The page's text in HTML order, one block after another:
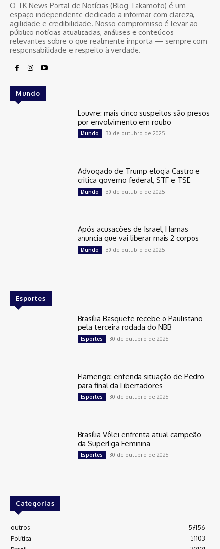
O TK News Portal de Notícias (Blog Takamoto) é um
espaço independente dedicado a informar com clareza,
agilidade e credibilidade. Nosso compromisso é levar ao
público notícias atualizadas, análises e conteúdos
relevantes sobre o que realmente importa — sempre com
responsabilidade e respeito à verdade.
Mundo
Louvre: mais cinco suspeitos são presos
por envolvimento em roubo
Mundo 30 de outubro de 2025
Advogado de Trump elogia Castro e
critica governo federal, STF e TSE
Mundo 30 de outubro de 2025
Após acusações de Israel, Hamas
anuncia que vai liberar mais 2 corpos
Mundo 30 de outubro de 2025
Esportes
Brasília Basquete recebe o Paulistano
pela terceira rodada do NBB
Esportes 30 de outubro de 2025
Flamengo: entenda situação de Pedro
para final da Libertadores
Esportes 30 de outubro de 2025
Brasília Vôlei enfrenta atual campeão
da Superliga Feminina
Esportes 30 de outubro de 2025
Categorias
outros
59156
Política
31103